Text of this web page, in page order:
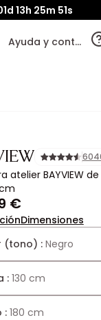
13h 25m 50s
Ayuda y contacto
atelier BAYVIEW
€
Dimensiones
(tono) :Negro
:130 cm
: 180 cm